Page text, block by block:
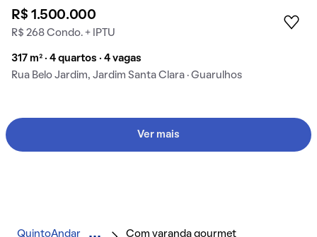
R$ 1.500.000
R$ 268 Condo. + IPTU
317 m² · 4 quartos · 4 vagas
Rua Belo Jardim, Jardim Santa Clara · Guarulhos
Ver mais
QuintoAndar Com varanda gourmet